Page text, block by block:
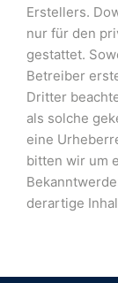
Erstellers.
nur für den
gestattet.
Betreiber
Dritter
als solche
eine
bitten wir um
derartige